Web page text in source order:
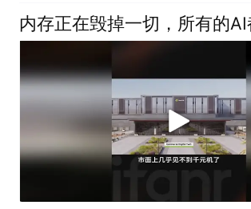
内存正在毁掉一切，所有的AI